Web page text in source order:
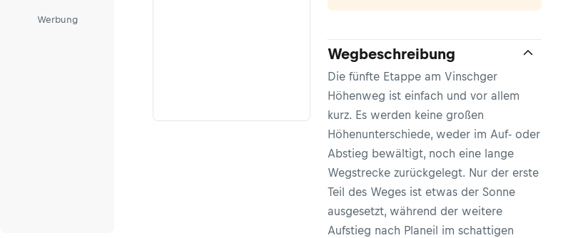
Werbung
Wegbeschreibung
Die fünfte Etappe am Vinschger
Höhenweg ist einfach und vor allem
kurz. Es werden keine großen
Höhenunterschiede, weder im Auf- oder
Abstieg bewältigt, noch eine lange
Wegstrecke zurückgelegt. Nur der erste
Teil des Weges ist etwas der Sonne
ausgesetzt, während der weitere
Aufstieg nach Planeil im schattigen